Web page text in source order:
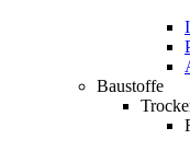
Baustoffe